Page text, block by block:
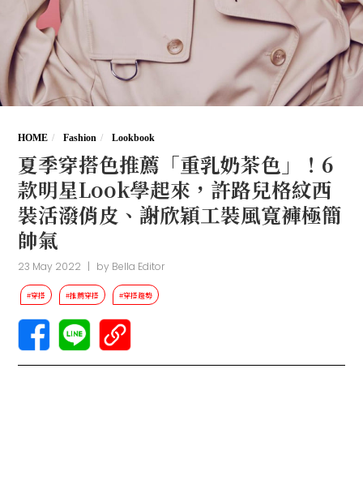
HOME Fashion Lookbook
夏季穿搭色推薦「重乳奶茶色」！6
款明星Look學起來，許路兒格紋西
裝活潑俏皮、謝欣穎工裝風寬褲極簡
帥氣
23 May 2022 | by Bella Editor
#穿搭 #推薦穿搭 #穿搭趨勢